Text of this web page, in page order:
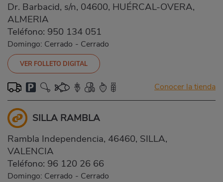
Dr. Barbacid, s/n, 04600, HUÉRCAL-OVERA,
ALMERIA
Teléfono: 950 134 051
Domingo: Cerrado - Cerrado
VER FOLLETO DIGITAL
Conocer la tienda
SILLA RAMBLA
Rambla Independencia, 46460, SILLA,
VALENCIA
Teléfono: 96 120 26 66
Domingo: Cerrado - Cerrado